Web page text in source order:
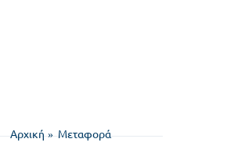
Αρχική Μεταφορά